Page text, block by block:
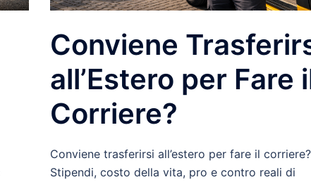
Conviene
all’Estero per Fare
Corriere?
Conviene trasferirsi all’estero per fare il corriere?
Stipendi, costo della vita, pro e contro reali di